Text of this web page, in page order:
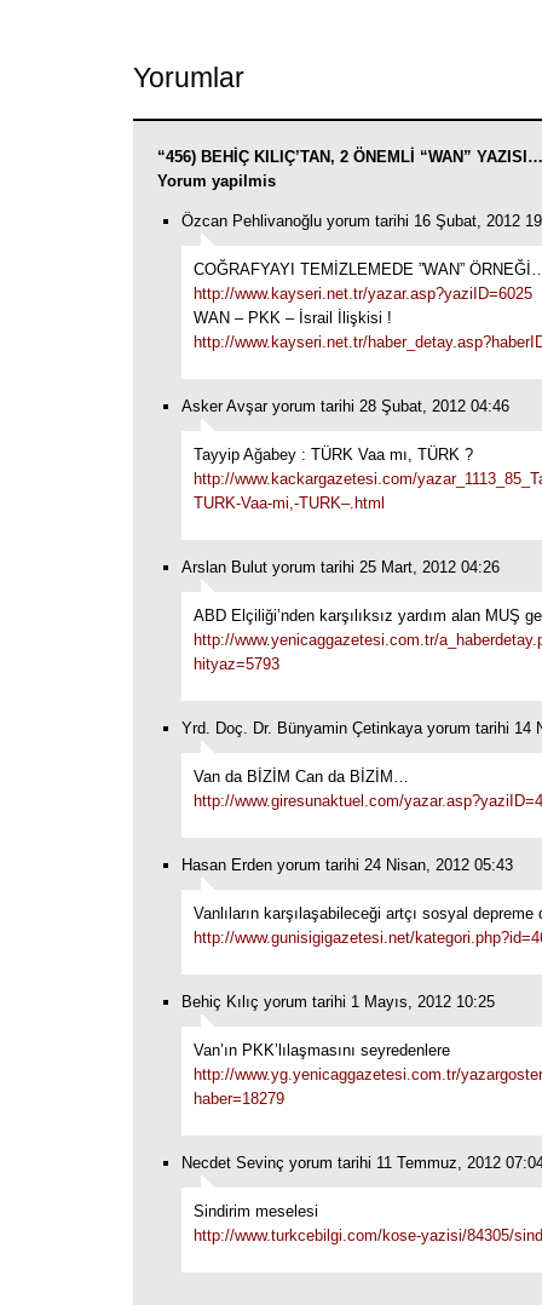
Yorumlar
“456) BEHİÇ KILIÇ’TAN, 2 ÖNEMLİ “WAN”
Yorum yapilmis
Özcan Pehlivanoğlu yorum tarihi 16 Şubat, 2012
COĞRAFYAYI TEMİZLEMEDE ”WAN”
http://www.kayseri.net.tr/yazar.asp?yaziID=6025
WAN – PKK – İsrail İlişkisi !
http://www.kayseri.net.tr/
Asker Avşar yorum tarihi 28 Şubat, 2012 04:46
Tayyip Ağabey : TÜRK Vaa mı, TÜRK ?
http://www.kackargazetesi.com/
TURK-Vaa-mi,-TURK–.html
Arslan Bulut yorum tarihi 25 Mart, 2012 04:26
ABD Elçiliği’nden karşılıksız yardım alan MUŞ
http://www.yenicaggazetesi.com.tr/
hityaz=5793
Yrd. Doç. Dr. Bünyamin Çetinkaya yorum tarihi 14
Van da BİZİM Can da BİZİM…
http://www.giresunaktuel.com/
Hasan Erden yorum tarihi 24 Nisan, 2012 05:43
Vanlıların karşılaşabileceği artçı sosyal depreme
http://www.gunisigigazetesi.net/
Behiç Kılıç yorum tarihi 1 Mayıs, 2012 10:25
Van’ın PKK’lılaşmasını seyredenlere
http://www.yg.yenicaggazetesi.com.tr/
haber=18279
Necdet Sevinç yorum tarihi 11 Temmuz, 2012
Sindirim meselesi
http://www.turkcebilgi.com/kose-yazisi/84305/